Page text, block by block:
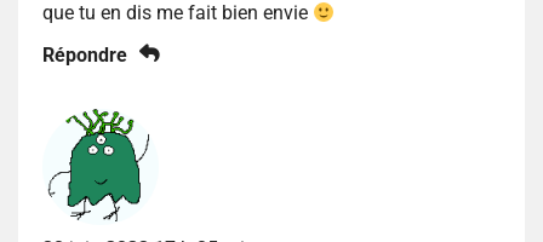
que tu en dis me fait bien envie
Répondre